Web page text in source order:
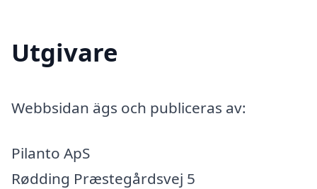
Utgivare
Webbsidan ägs och publiceras av:
Pilanto ApS
Rødding Præstegårdsvej 5